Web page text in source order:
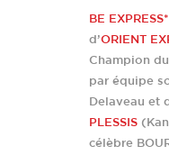
BE
d’ORIENT
Champion
par équipe
Delaveau et
PLESSIS
célèbre